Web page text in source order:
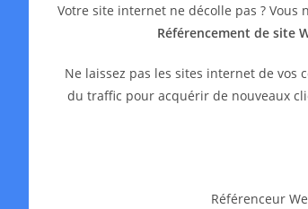
Votre site internet ne décolle pas ? Vous
Référencement de site
Ne laissez pas les sites internet de
du traffic pour acquérir de nouveaux
Référenceur